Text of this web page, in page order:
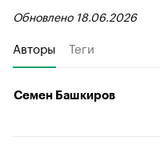
Обновлено 18.06.2026
Авторы Теги
Семен Башкиров